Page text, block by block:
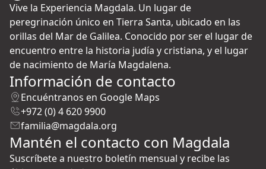
Vive la Experiencia Magdala. Un lugar de
peregrinación único en Tierra Santa, ubicado en las
orillas del Mar de Galilea. Conocido por ser el lugar de
encuentro entre la historia judía y cristiana, y el lugar
de nacimiento de María Magdalena.
Información de contacto
Encuéntranos en Google Maps
+972 (0) 4 620 9900
familia@magdala.org
Mantén el contacto con Magdala
Suscríbete a nuestro boletín mensual y recibe las